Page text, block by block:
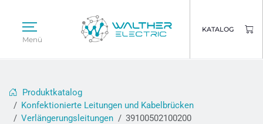
Menü
KATALOG
Produktkatalog
Konfektionierte Leitungen und Kabelbrücken
Verlängerungsleitungen
39100502100200